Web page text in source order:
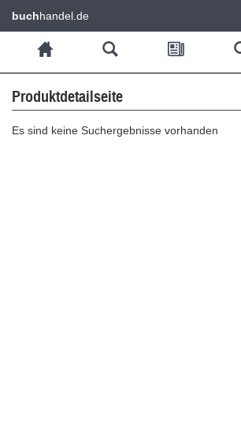
buchhandel.de
Produktdetailseite
Es sind keine Suchergebnisse vorhanden